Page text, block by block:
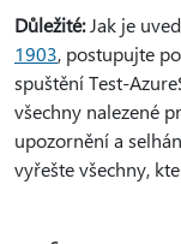
Důležité:Jak je
1903, postupujte
spuštění Test-
všechny nalezené
upozornění a
vyřešte všechny,